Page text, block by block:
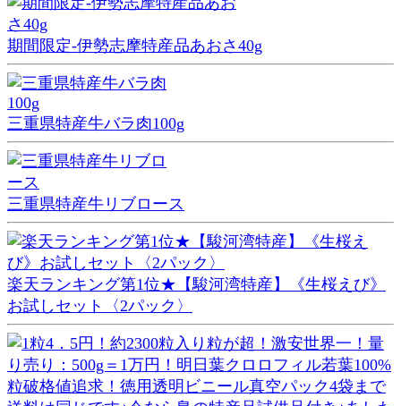
期間限定-伊勢志摩特産品あおさ40g
三重県特産牛バラ肉100g
三重県特産牛リブロース
楽天ランキング第1位★【駿河湾特産】《生桜えび》
お試しセット〈2パック〉